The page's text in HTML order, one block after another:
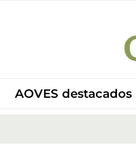
AOVES destacados